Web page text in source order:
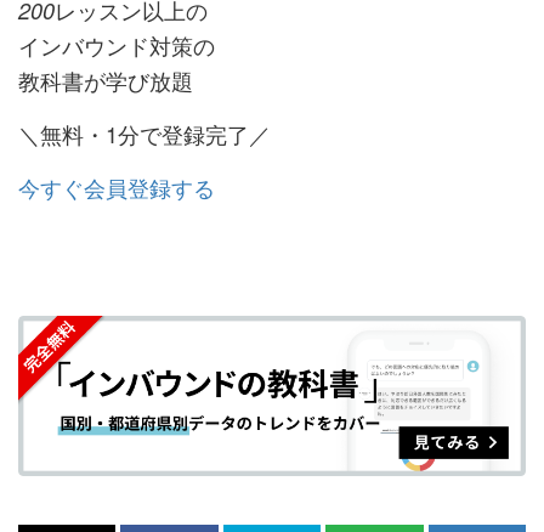
200レッスン以上の
インバウンド対策の
教科書が学び放題
＼無料・1分で登録完了／
今すぐ会員登録する